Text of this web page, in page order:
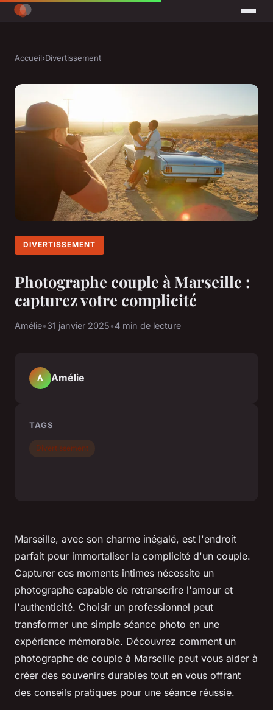
Accueil›Divertissement
DIVERTISSEMENT
Photographe couple à Marseille :
capturez votre complicité
Amélie•31 janvier 2025•4 min de lecture
Marseille, avec son charme inégalé, est l'endroit
parfait pour immortaliser la complicité d'un couple.
Capturer ces moments intimes nécessite un
photographe capable de retranscrire l'amour et
l'authenticité. Choisir un professionnel peut
transformer une simple séance photo en une
expérience mémorable. Découvrez comment un
photographe de couple à Marseille peut vous aider à
créer des souvenirs durables tout en vous offrant
des conseils pratiques pour une séance réussie.
A Amélie
TAGS
Divertissement